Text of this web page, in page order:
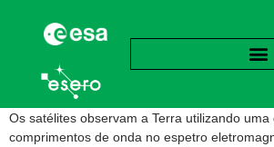
Os satélites observam a Terra utilizando uma
comprimentos de onda no espetro